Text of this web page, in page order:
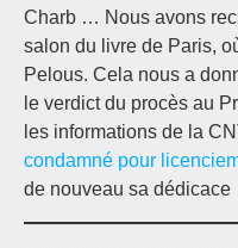
Charb … Nous avons
salon du livre de Paris,
Pelous. Cela nous a
le verdict du procès au
les informations de la
condamné pour
de nouveau sa